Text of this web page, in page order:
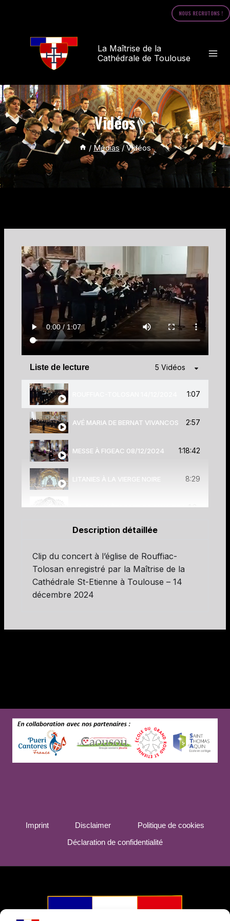
NOUS RECRUTONS !
La Maîtrise de la
Cathédrale de Toulouse
Vidéos
/ Médias / Vidéos
Liste de lecture 5 Vidéos
1:07
AVÉ MARIA DE BERNAT VIVANCOS 2:57
MESSE À FIGEAC 08/12/2024 1:18:42
LITANIES À LA VIERGE NOIRE 8:29
HEUREUX D'ÊTRE PETITS CHANTEURS1:3
Description détaillée
Clip du concert à l’église de Rouffiac-
Tolosan enregistré par la Maîtrise de la
Cathédrale St-Etienne à Toulouse – 14
décembre 2024
Imprint Disclaimer
Politique de cookies
Déclaration de confidentialité